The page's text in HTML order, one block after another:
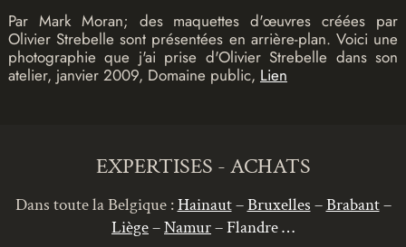
Par Mark Moran; des maquettes d'œuvres créées par
Olivier Strebelle sont présentées en arrière-plan. Voici une
photographie que j'ai prise d'Olivier Strebelle dans son
atelier, janvier 2009, Domaine public, Lien
EXPERTISES - ACHATS
Dans toute la Belgique :Hainaut–Bruxelles–Brabant–
Liège–Namur– Flandre …